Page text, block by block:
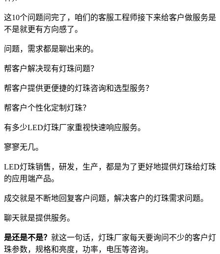
这10个问题问完了，咱们的客服工程师接下来给客户做服务是
不是就更有方向感了。
问题，需求都是聊出来的。
帮客户解决现有灯珠问题？
帮客户提供更便捷的灯珠咨询和选型服务？
帮客户个性化定制灯珠？
有多少LED灯珠厂家重视快速响应服务。
寥寥无几。
LED灯珠销售，研发，生产，都是为了更好地提供灯珠给灯珠
的应用端产品。
成交就是不断地回复客户问题，解决客户的灯珠需求问题。
聊天就是提供服务。
是还是不是？ 就这一句话，灯珠厂家每天要询问不少的客户灯
珠参数，规格和亮度，功率，电压等咨询。